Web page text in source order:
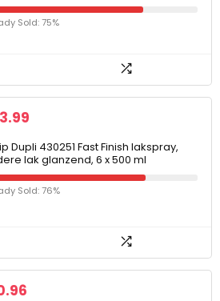
Sold: 75%
Dupli 430251 Fast Finish lakspray,
lak glanzend, 6 x 500 ml
Sold: 76%